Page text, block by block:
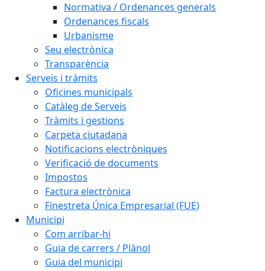
Normativa / Ordenances generals
Ordenances fiscals
Urbanisme
Seu electrònica
Transparència
Serveis i tràmits
Oficines municipals
Catàleg de Serveis
Tràmits i gestions
Carpeta ciutadana
Notificacions electròniques
Verificació de documents
Impostos
Factura electrònica
Finestreta Única Empresarial (FUE)
Municipi
Com arribar-hi
Guia de carrers / Plànol
Guia del municipi